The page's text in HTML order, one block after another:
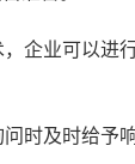
企业可以进
时及时给予